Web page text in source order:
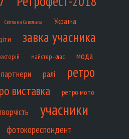
Світлана Савельєва Україна
завка учасника
майстер-клас мода
партнери ралі ретро
виставка ретро мото
учасники
фотокореспондент